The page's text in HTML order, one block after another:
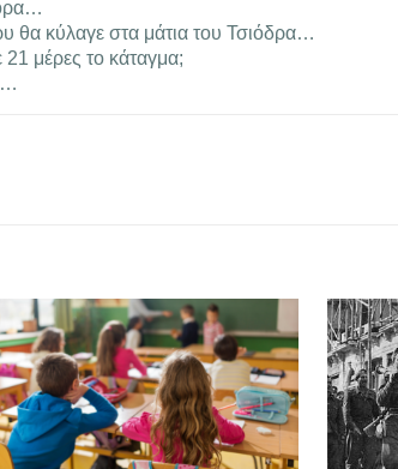
θα κύλαγε στα μάτια του Τσιόδρα…
21 μέρες το κάταγμα;